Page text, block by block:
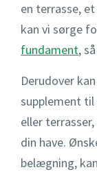
en terrasse,
kan vi sørge
fundament,
Derudover
supplement
eller
din have.
belægning,